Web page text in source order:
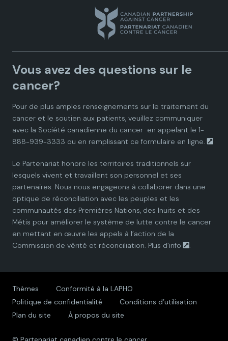
a
d
a
n
P
a
r
t
e
a
d
a
n
P
a
r
t
e
n
a
d
a
n
P
a
r
t
e
n
a
d
a
n
P
a
r
t
e
n
a
d
a
n
P
a
r
t
Vous avez des questions sur le
cancer?
Pour de plus amples renseignements sur le traitement du
cancer et le soutien aux patients, veuillez communiquer
avec la Société canadienne du cancer en appelant le 1-
888-939-3333 ou en remplissant ce formulaire en ligne.
Le Partenariat honore les territoires traditionnels sur
lesquels vivent et travaillent son personnel et ses
partenaires. Nous nous engageons à collaborer dans une
optique de réconciliation avec les peuples et les
communautés des Premières Nations, des Inuits et des
Métis pour améliorer le système de lutte contre le cancer
en mettant en œuvre les appels à l’action de la
Commission de vérité et réconciliation. Plus d’info .
Thèmes
Conformité à la LAPHO
Politique de confidentialité
Conditions d’utilisation
Plan du site
À propos du site